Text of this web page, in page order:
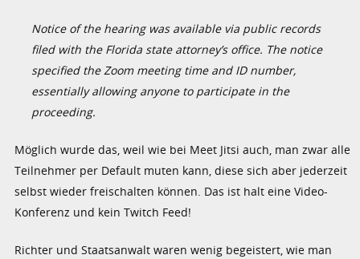
Notice of the hearing was available via public records
filed with the Florida state attorney’s office. The notice
specified the Zoom meeting time and ID number,
essentially allowing anyone to participate in the
proceeding.
Möglich wurde das, weil wie bei Meet Jitsi auch, man zwar alle
Teilnehmer per Default muten kann, diese sich aber jederzeit
selbst wieder freischalten können. Das ist halt eine Video-
Konferenz und kein Twitch Feed!
Richter und Staatsanwalt waren wenig begeistert, wie man